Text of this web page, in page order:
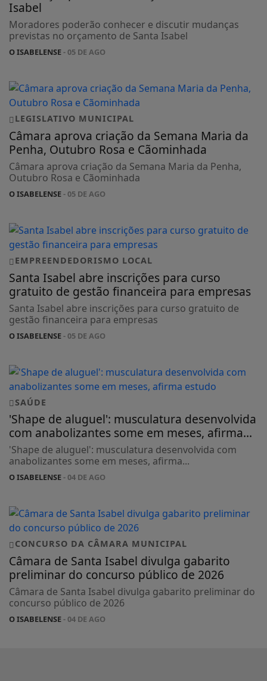
Isabel
Moradores poderão conhecer e discutir mudanças
previstas no orçamento de Santa Isabel
O ISABELENSE- 05 DE AGO
LEGISLATIVO MUNICIPAL
Câmara aprova criação da Semana Maria da
Penha, Outubro Rosa e Cãominhada
Câmara aprova criação da Semana Maria da Penha,
Outubro Rosa e Cãominhada
O ISABELENSE- 05 DE AGO
EMPREENDEDORISMO LOCAL
Santa Isabel abre inscrições para curso
gratuito de gestão financeira para empresas
Santa Isabel abre inscrições para curso gratuito de
gestão financeira para empresas
O ISABELENSE- 05 DE AGO
SAÚDE
'Shape de aluguel': musculatura desenvolvida
com anabolizantes some em meses, afirma...
'Shape de aluguel': musculatura desenvolvida com
anabolizantes some em meses, afirma...
O ISABELENSE- 04 DE AGO
CONCURSO DA CÂMARA MUNICIPAL
Câmara de Santa Isabel divulga gabarito
preliminar do concurso público de 2026
Câmara de Santa Isabel divulga gabarito preliminar do
concurso público de 2026
O ISABELENSE- 04 DE AGO